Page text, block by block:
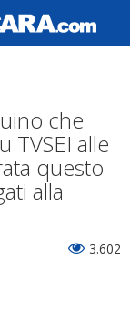
che
TVSEI alle
questo
alla
3.602